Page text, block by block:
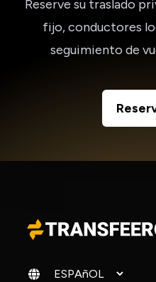
Reserve su traslado
fijo, conductores
seguimiento de
Cambiar idioma